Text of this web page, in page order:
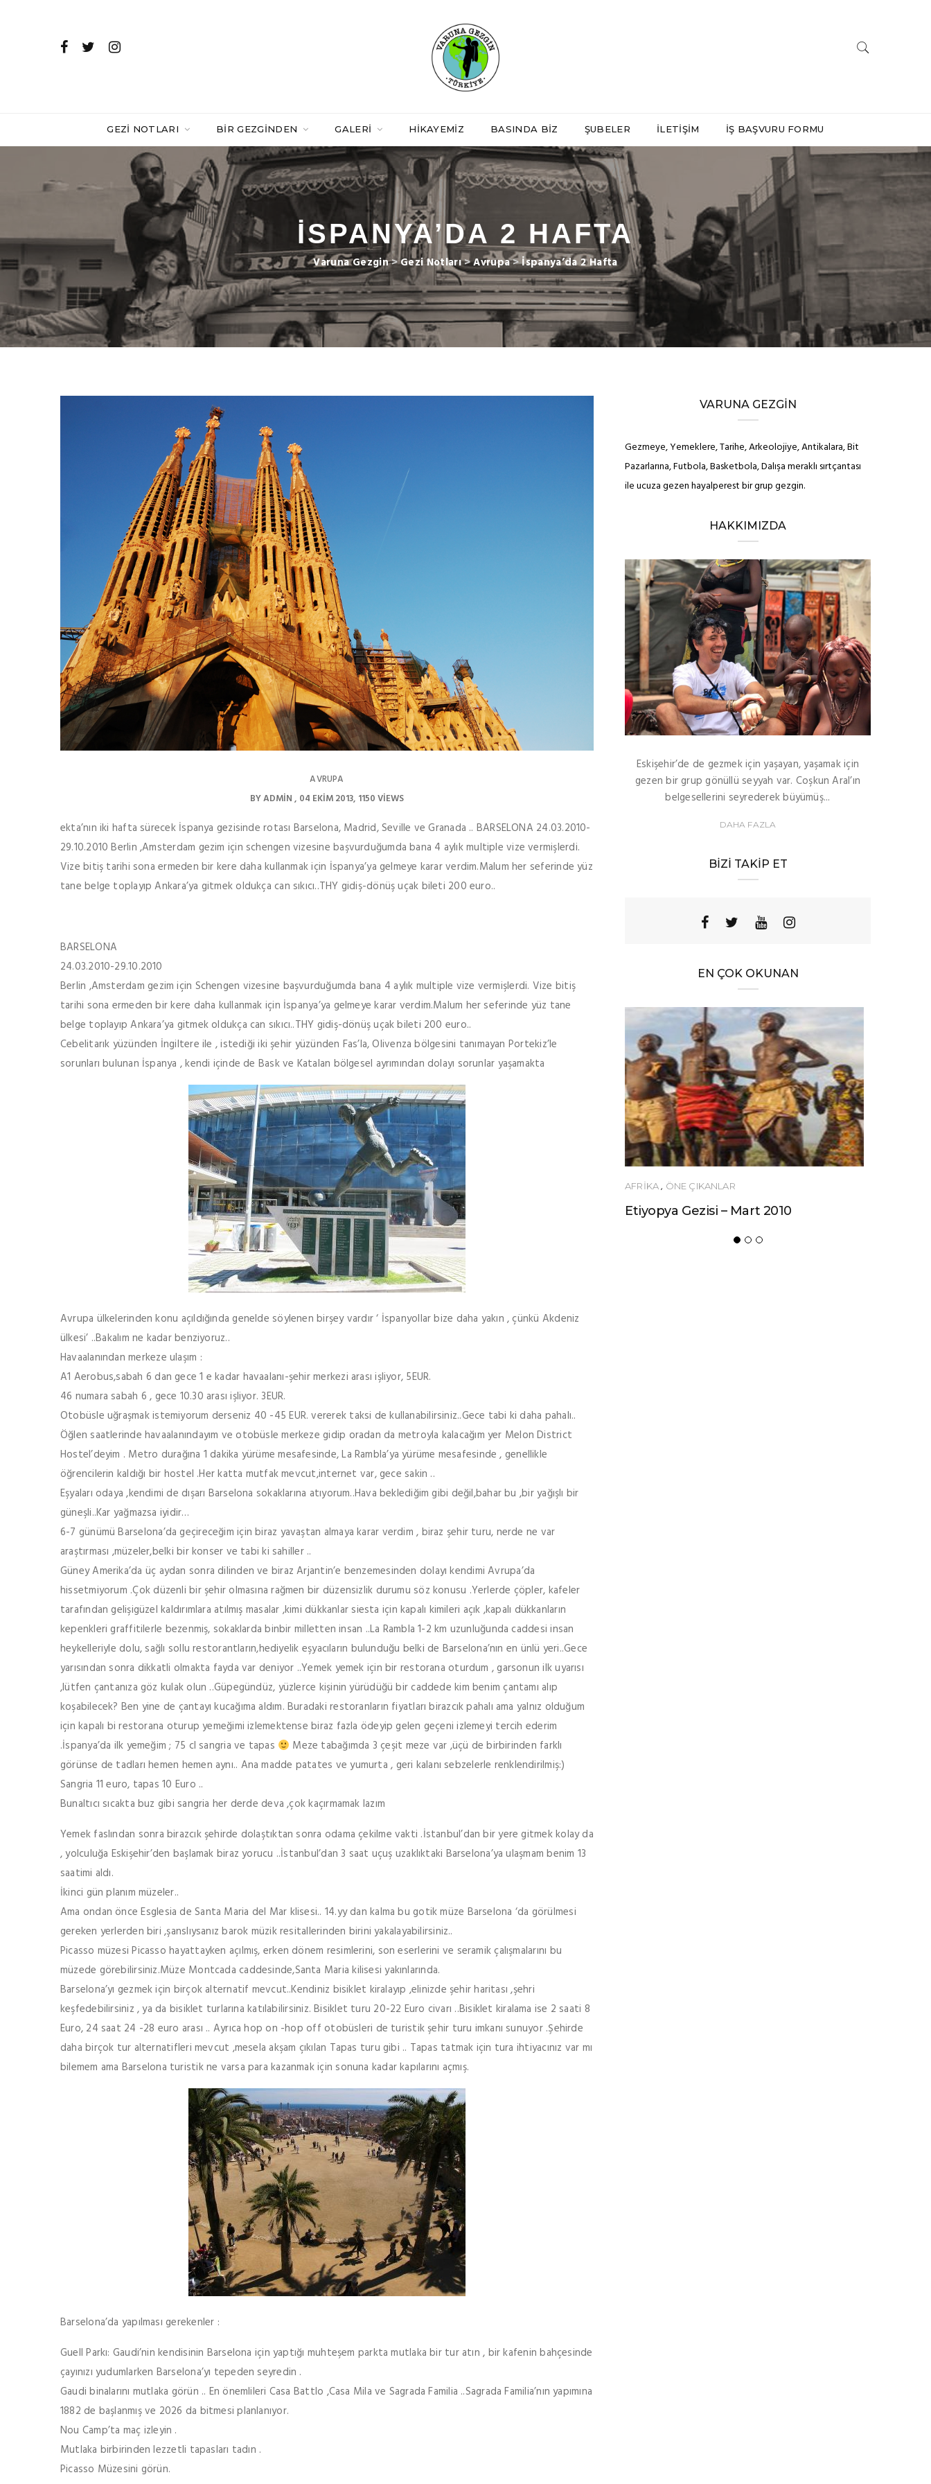
GEZI NOTLARI BIR GEZGINDEN GALERI HIKAYEMIZ BASINDA BIZ ŞUBELER İLETIŞIM İŞ BAŞVURU FORMU
İSPANYA’DA 2 HAFTA
Varuna Gezgin>Gezi Notları>Avrupa>İspanya’da 2 Hafta
AVRUPA
BYADMIN 04 EKIM 2013 1150 VIEWS
ekta’nın iki hafta sürecek İspanya gezisinde rotası Barselona, Madrid, Seville ve Granada .. BARSELONA 24.03.2010-
29.10.2010 Berlin ,Amsterdam gezim için schengen vizesine başvurduğumda bana 4 aylık multiple vize vermişlerdi.
Vize bitiş tarihi sona ermeden bir kere daha kullanmak için İspanya’ya gelmeye karar verdim.Malum her seferinde yüz
tane belge toplayıp Ankara’ya gitmek oldukça can sıkıcı..THY gidiş-dönüş uçak bileti 200 euro..
BARSELONA
24.03.2010-29.10.2010
Berlin ,Amsterdam gezim için Schengen vizesine başvurduğumda bana 4 aylık multiple vize vermişlerdi. Vize bitiş
tarihi sona ermeden bir kere daha kullanmak için İspanya’ya gelmeye karar verdim.Malum her seferinde yüz tane
belge toplayıp Ankara’ya gitmek oldukça can sıkıcı..THY gidiş-dönüş uçak bileti 200 euro..
Cebelitarık yüzünden İngiltere ile , istediği iki şehir yüzünden Fas’la, Olivenza bölgesini tanımayan Portekiz’le
sorunları bulunan İspanya , kendi içinde de Bask ve Katalan bölgesel ayrımından dolayı sorunlar yaşamakta
Avrupa ülkelerinden konu açıldığında genelde söylenen birşey vardır ‘ İspanyollar bize daha yakın , çünkü Akdeniz
ülkesi’ ..Bakalım ne kadar benziyoruz..
Havaalanından merkeze ulaşım :
A1 Aerobus,sabah 6 dan gece 1 e kadar havaalanı-şehir merkezi arası işliyor, 5EUR.
46 numara sabah 6 , gece 10.30 arası işliyor. 3EUR.
Otobüsle uğraşmak istemiyorum derseniz 40 -45 EUR. vererek taksi de kullanabilirsiniz..Gece tabi ki daha pahalı..
Öğlen saatlerinde havaalanındayım ve otobüsle merkeze gidip oradan da metroyla kalacağım yer Melon District
Hostel’deyim . Metro durağına 1 dakika yürüme mesafesinde, La Rambla’ya yürüme mesafesinde , genellikle
öğrencilerin kaldığı bir hostel .Her katta mutfak mevcut,internet var, gece sakin ..
Eşyaları odaya ,kendimi de dışarı Barselona sokaklarına atıyorum..Hava beklediğim gibi değil,bahar bu ,bir yağışlı bir
güneşli..Kar yağmazsa iyidir…
6-7 günümü Barselona’da geçireceğim için biraz yavaştan almaya karar verdim , biraz şehir turu, nerde ne var
araştırması ,müzeler,belki bir konser ve tabi ki sahiller ..
Güney Amerika’da üç aydan sonra dilinden ve biraz Arjantin’e benzemesinden dolayı kendimi Avrupa’da
hissetmiyorum .Çok düzenli bir şehir olmasına rağmen bir düzensizlik durumu söz konusu .Yerlerde çöpler, kafeler
tarafından gelişigüzel kaldırımlara atılmış masalar ,kimi dükkanlar siesta için kapalı kimileri açık ,kapalı dükkanların
kepenkleri graffitilerle bezenmiş, sokaklarda binbir milletten insan ..La Rambla 1-2 km uzunluğunda caddesi insan
heykelleriyle dolu, sağlı sollu restorantların,hediyelik eşyacıların bulunduğu belki de Barselona’nın en ünlü yeri..Gece
yarısından sonra dikkatli olmakta fayda var deniyor ..Yemek yemek için bir restorana oturdum , garsonun ilk uyarısı
,lütfen çantanıza göz kulak olun ..Güpegündüz, yüzlerce kişinin yürüdüğü bir caddede kim benim çantamı alıp
koşabilecek? Ben yine de çantayı kucağıma aldım. Buradaki restoranların fiyatları birazcık pahalı ama yalnız olduğum
için kapalı bi restorana oturup yemeğimi izlemektense biraz fazla ödeyip gelen geçeni izlemeyi tercih ederim
.İspanya’da ilk yemeğim ; 75 cl sangria ve tapas
Meze tabağımda 3 çeşit meze var ,üçü de birbirinden farklı
görünse de tadları hemen hemen aynı.. Ana madde patates ve yumurta , geri kalanı sebzelerle renklendirilmiş:)
Sangria 11 euro, tapas 10 Euro ..
Bunaltıcı sıcakta buz gibi sangria her derde deva ,çok kaçırmamak lazım
Yemek faslından sonra birazcık şehirde dolaştıktan sonra odama çekilme vakti .İstanbul’dan bir yere gitmek kolay da
, yolculuğa Eskişehir’den başlamak biraz yorucu ..İstanbul’dan 3 saat uçuş uzaklıktaki Barselona’ya ulaşmam benim 13
saatimi aldı.
İkinci gün planım müzeler..
Ama ondan önce Esglesia de Santa Maria del Mar klisesi.. 14.yy dan kalma bu gotik müze Barselona ‘da görülmesi
gereken yerlerden biri ,şanslıysanız barok müzik resitallerinden birini yakalayabilirsiniz..
Picasso müzesi Picasso hayattayken açılmış, erken dönem resimlerini, son eserlerini ve seramik çalışmalarını bu
müzede görebilirsiniz.Müze Montcada caddesinde,Santa Maria kilisesi yakınlarında.
Barselona’yı gezmek için birçok alternatif mevcut..Kendiniz bisiklet kiralayıp ,elinizde şehir haritası ,şehri
keşfedebilirsiniz , ya da bisiklet turlarına katılabilirsiniz. Bisiklet turu 20-22 Euro civarı ..Bisiklet kiralama ise 2 saati 8
Euro, 24 saat 24 -28 euro arası .. Ayrıca hop on -hop off otobüsleri de turistik şehir turu imkanı sunuyor .Şehirde
daha birçok tur alternatifleri mevcut ,mesela akşam çıkılan Tapas turu gibi .. Tapas tatmak için tura ihtiyacınız var mı
bilemem ama Barselona turistik ne varsa para kazanmak için sonuna kadar kapılarını açmış.
Barselona’da yapılması gerekenler :
Guell Parkı: Gaudi’nin kendisinin Barselona için yaptığı muhteşem parkta mutlaka bir tur atın , bir kafenin bahçesinde
çayınızı yudumlarken Barselona’yı tepeden seyredin .
Gaudi binalarını mutlaka görün .. En önemlileri Casa Battlo ,Casa Mila ve Sagrada Familia ..Sagrada Familia’nın yapımına
1882 de başlanmış ve 2026 da bitmesi planlanıyor.
Nou Camp’ta maç izleyin .
Mutlaka birbirinden lezzetli tapasları tadın .
Picasso Müzesini görün.
VARUNA GEZGIN
Gezmeye, Yemeklere, Tarihe, Arkeolojiye, Antikalara, Bit
Pazarlarına, Futbola, Basketbola, Dalışa meraklı sırtçantası
ile ucuza gezen hayalperest bir grup gezgin.
HAKKIMIZDA
Eskişehir’de de gezmek için yaşayan, yaşamak için
gezen bir grup gönüllü seyyah var. Coşkun Aral’ın
belgesellerini seyrederek büyümüş...
DAHA FAZLA
BIZI TAKIP ET
EN ÇOK OKUNAN
ÖNERILER
Ucuza Gezmek İsteyenlere 10 Tüyo!